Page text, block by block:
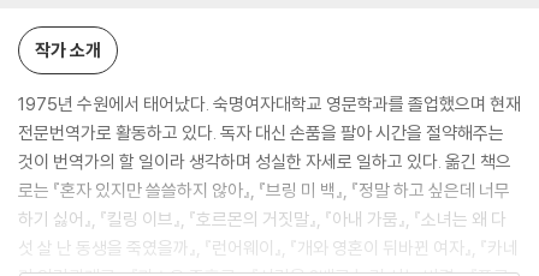
작가 소개
1975년 수원에서 태어났다. 숙명여자대학교 영문학과를 졸업했으며 현재
전문번역가로 활동하고 있다. 독자 대신 손품을 팔아 시간을 절약해주는
것이 번역가의 할 일이라 생각하며 성실한 자세로 일하고 있다. 옮긴 책으
로는 『혼자 있지만 쓸쓸하지 않아』, 『브링 미 백』, 『정말 하고 싶은데 너무
하기 싫어』, 『킬링 이브』, 『호르몬의 거짓말』, 『아내 가뭄』, 『소녀는 왜 다
섯 살 난 동생을 죽였을까』, 『런어웨이』, 『개와 영혼이 뒤바뀐 여자』, 『카네